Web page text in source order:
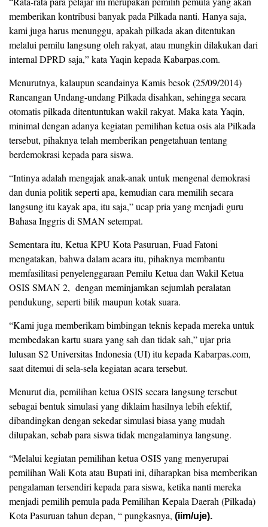
memberikan kontribusi banyak pada Pilkada nanti. Hanya saja,
kami juga harus menunggu, apakah pilkada akan ditentukan
melalui pemilu langsung oleh rakyat, atau mungkin dilakukan dari
internal DPRD saja,” kata Yaqin kepada Kabarpas.com.
Menurutnya, kalaupun seandainya Kamis besok (25/09/2014)
Rancangan Undang-undang Pilkada disahkan, sehingga secara
otomatis pilkada ditentuntukan wakil rakyat. Maka kata Yaqin,
minimal dengan adanya kegiatan pemilihan ketua osis ala Pilkada
tersebut, pihaknya telah memberikan pengetahuan tentang
berdemokrasi kepada para siswa.
“Intinya adalah mengajak anak-anak untuk mengenal demokrasi
dan dunia politik seperti apa, kemudian cara memilih secara
langsung itu kayak apa, itu saja,” ucap pria yang menjadi guru
Bahasa Inggris di SMAN setempat.
Sementara itu, Ketua KPU Kota Pasuruan, Fuad Fatoni
mengatakan, bahwa dalam acara itu, pihaknya membantu
memfasilitasi penyelenggaraan Pemilu Ketua dan Wakil Ketua
OSIS SMAN 2, dengan meminjamkan sejumlah peralatan
pendukung, seperti bilik maupun kotak suara.
“Kami juga memberikam bimbingan teknis kepada mereka untuk
membedakan kartu suara yang sah dan tidak sah,” ujar pria
lulusan S2 Universitas Indonesia (UI) itu kepada Kabarpas.com,
saat ditemui di sela-sela kegiatan acara tersebut.
Menurut dia, pemilihan ketua OSIS secara langsung tersebut
sebagai bentuk simulasi yang diklaim hasilnya lebih efektif,
dibandingkan dengan sekedar simulasi biasa yang mudah
dilupakan, sebab para siswa tidak mengalaminya langsung.
“Melalui kegiatan pemilihan ketua OSIS yang menyerupai
pemilihan Wali Kota atau Bupati ini, diharapkan bisa memberikan
pengalaman tersendiri kepada para siswa, ketika nanti mereka
menjadi pemilih pemula pada Pemilihan Kepala Daerah (Pilkada)
Kota Pasuruan tahun depan, “ pungkasnya, (iim/uje).